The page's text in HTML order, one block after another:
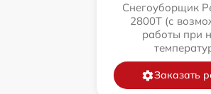
Снегоуборщик
2800Т (с
работы при
Заказать